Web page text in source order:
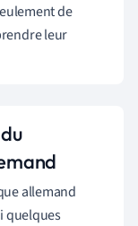
de
leur
allemand
quelques